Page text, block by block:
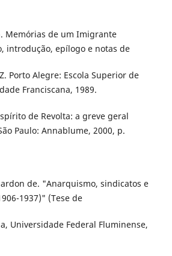
Memórias de um Imigrante
introdução, epílogo e notas de
Porto Alegre: Escola Superior de
Franciscana, 1989.
de Revolta: a greve geral
Paulo: Annablume, 2000, p.
de. "Anarquismo, sindicatos e
1937)" (Tese de
Universidade Federal Fluminense,